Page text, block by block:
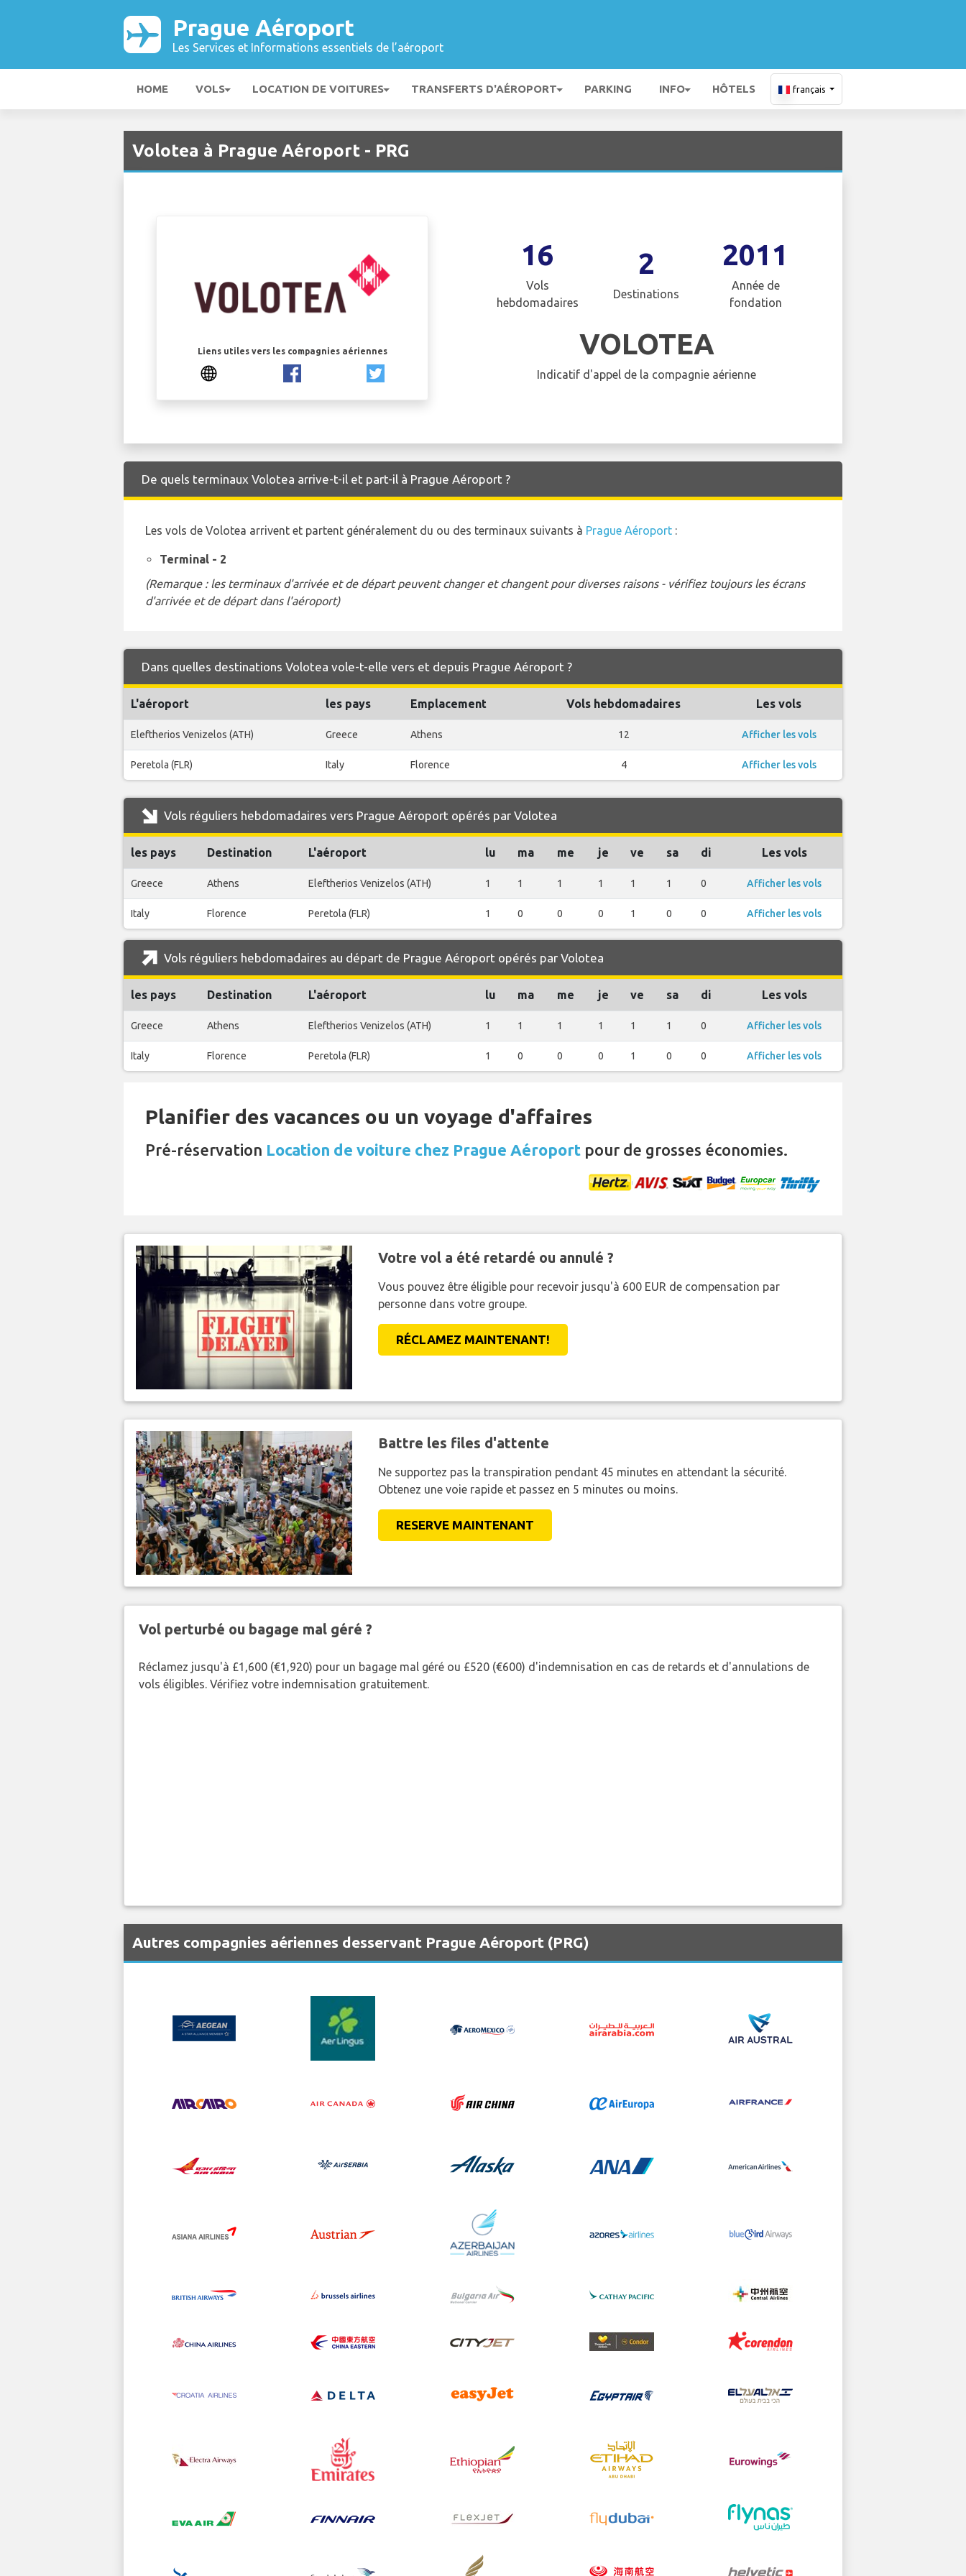
Prague Aéroport
Les Services et Informations essentiels de l’aéroport
HOME VOLS LOCATION DE VOITURES TRANSFERTS D'AÉROPORT PARKING INFO HÔTELS français
Volotea à Prague Aéroport - PRG
Liens utiles vers les compagnies aériennes
16
Vols
hebdomadaires
2
Destinations
2011
Année de
fondation
VOLOTEA
Indicatif d'appel de la compagnie aérienne
De quels terminaux Volotea arrive-t-il et part-il à Prague Aéroport ?
Les vols de Volotea arrivent et partent généralement du ou des terminaux suivants à Prague Aéroport :
Terminal - 2
(Remarque : les terminaux d'arrivée et de départ peuvent changer et changent pour diverses raisons - vérifiez toujours les écrans
d'arrivée et de départ dans l'aéroport)
Dans quelles destinations Volotea vole-t-elle vers et depuis Prague Aéroport ?
L'aéroport les pays Emplacement Vols hebdomadaires Les vols
Eleftherios Venizelos (ATH) Greece Athens 12 Afficher les vols
Peretola (FLR) Italy Florence 4 Afficher les vols
Vols réguliers hebdomadaires vers Prague Aéroport opérés par Volotea
les pays Destination L'aéroport lu ma me je ve sa di Les vols
Greece Athens Eleftherios Venizelos (ATH) 1 1 1 1 1 1 0 Afficher les vols
Italy Florence Peretola (FLR) 1 0 0 0 1 0 0 Afficher les vols
Vols réguliers hebdomadaires au départ de Prague Aéroport opérés par Volotea
les pays Destination L'aéroport lu ma me je ve sa di Les vols
Greece Athens Eleftherios Venizelos (ATH) 1 1 1 1 1 1 0 Afficher les vols
Italy Florence Peretola (FLR) 1 0 0 0 1 0 0 Afficher les vols
Planifier des vacances ou un voyage d'affaires
Pré-réservation Location de voiture chez Prague Aéroport pour de grosses économies.
Votre vol a été retardé ou annulé ?
Vous pouvez être éligible pour recevoir jusqu'à 600 EUR de compensation par
personne dans votre groupe.
RÉCLAMEZ MAINTENANT!
Battre les files d'attente
Ne supportez pas la transpiration pendant 45 minutes en attendant la sécurité.
Obtenez une voie rapide et passez en 5 minutes ou moins.
RESERVE MAINTENANT
Vol perturbé ou bagage mal géré ?
Réclamez jusqu'à £1,600 (€1,920) pour un bagage mal géré ou £520 (€600) d'indemnisation en cas de retards et d'annulations de
vols éligibles. Vérifiez votre indemnisation gratuitement.
Autres compagnies aériennes desservant Prague Aéroport (PRG)